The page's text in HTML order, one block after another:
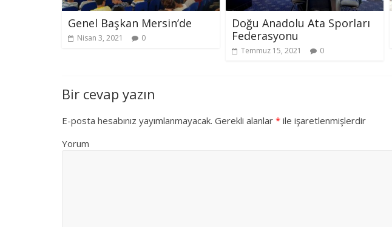
Genel Başkan Mersin’de
Nisan 3, 2021 0
Doğu Anadolu Ata Sporları
Federasyonu
Temmuz 15, 2021 0
Bir cevap yazın
E-posta hesabınız yayımlanmayacak. Gerekli alanlar * ile işaretlenmişlerdir
Yorum